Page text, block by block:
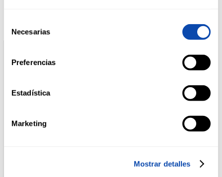
Necesarias
Preferencias
Estadística
Marketing
Mostrar detalles
CHOVI 400ML